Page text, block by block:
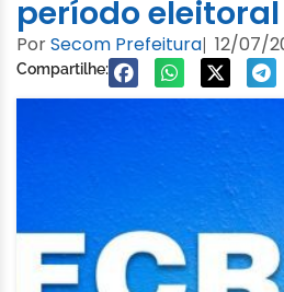
período eleitoral
PorSecom Prefeitura| 12/07/
Compartilhe: